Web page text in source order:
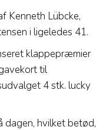
Kenneth Lübcke,
i ligeledes 41.
klappepræmier
til
4 stk. lucky
dagen, hvilket betød,